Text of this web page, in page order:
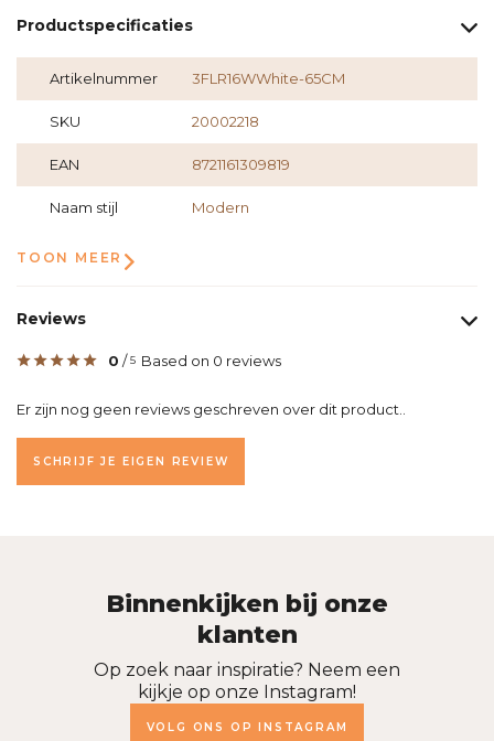
Productspecificaties
Artikelnummer 3FLR16WWhite-65CM
SKU 20002218
EAN 8721161309819
Naam stijl Modern
TOON MEER
Reviews
0 /5 Based on 0 reviews
Er zijn nog geen reviews geschreven over dit product..
SCHRIJF JE EIGEN REVIEW
Binnenkijken bij onze
klanten
Op zoek naar inspiratie? Neem een
kijkje op onze Instagram!
VOLG ONS OP INSTAGRAM